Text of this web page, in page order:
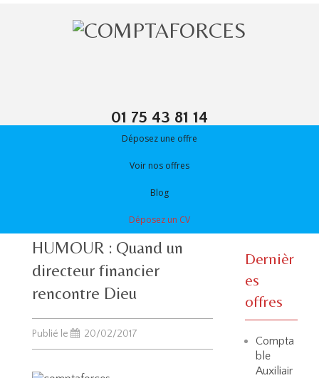
01 75 43 81 14
Déposez une offre
Voir nos offres
Blog
Déposez un CV
HUMOUR : Quand un
directeur financier
rencontre Dieu
Publié le 20/02/2017
Dernièr
es
offres
Compta
ble
Auxiliair